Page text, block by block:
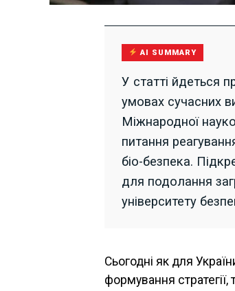
AI SUMMARY
У статті йдеться
умовах сучасних
Міжнародної
питання
біо-безпека.
для подолання
університету
Сьогодні як для
формування стратегії,